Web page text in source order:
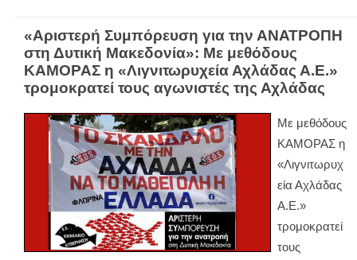
«Αριστερή Συμπόρευση για την ΑΝΑΤΡΟΠΗ
στη Δυτική Μακεδονία»: Με μεθόδους
ΚΑΜΟΡΑΣ η «Λιγνιτωρυχεία Αχλάδας Α.Ε.»
τρομοκρατεί τους αγωνιστές της Αχλάδας
Με μεθόδους
ΚΑΜΟΡΑΣ η
«Λιγνιτωρυχ
εία Αχλάδας
Α.Ε.»
τρομοκρατεί
τους